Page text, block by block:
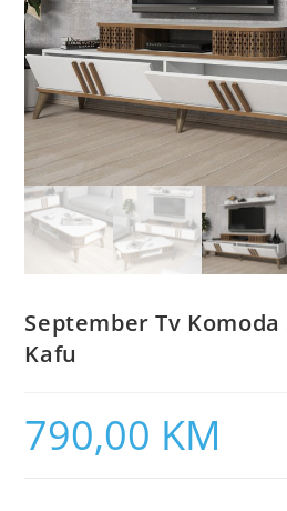
September Tv Komoda
Kafu
790,00 KM